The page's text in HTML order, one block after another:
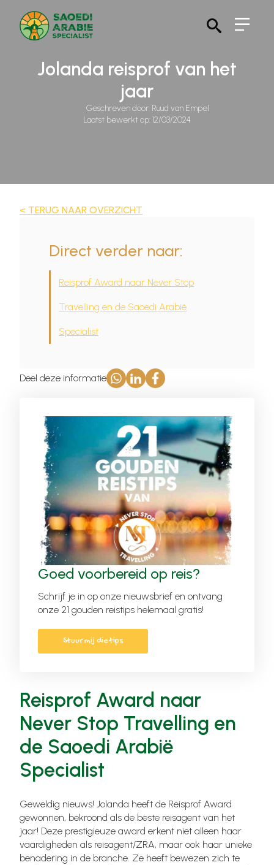
Jolanda reisprof van het
jaar
Geschreven door: Ruud van Empel
Laatst bewerkt op: 12/03/2024
< TERUG NAAR OVERZICHT
Direct verder naar:
Reisprof Award naar Never Stop
Travelling en de Saoedi Arabië
Specialist
Deel deze informatie
Goed voorbereid op reis?
Schrijf je in op onze nieuwsbrief en ontvang
onze 21 gouden reistips helemaal gratis!
Stuur mij die tips
Reisprof Award naar
Never Stop Travelling en
de Saoedi Arabië
Specialist
Geweldig nieuws! Jolanda heeft de Reisprof Award
gewonnen, bekroond als de beste reisagent van het
jaar! Deze prestigieuze award erkent niet alleen haar
vaardigheden als reisagent/ZRA, maar ook haar unieke
benadering in de branche. Ze heeft bewezen zich te